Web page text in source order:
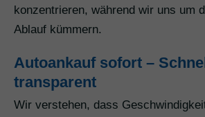
konzentrieren, während wir uns um
Ablauf kümmern.
Autoankauf sofort –
transparent
Wir verstehen, dass